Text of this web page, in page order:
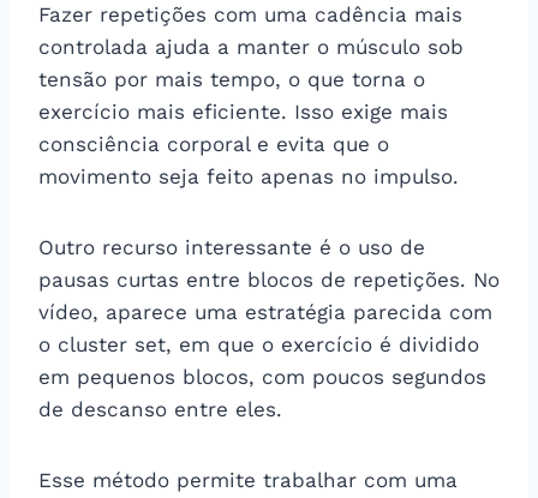
Fazer repetições com uma cadência mais
controlada ajuda a manter o músculo sob
tensão por mais tempo, o que torna o
exercício mais eficiente. Isso exige mais
consciência corporal e evita que o
movimento seja feito apenas no impulso.
Outro recurso interessante é o uso de
pausas curtas entre blocos de repetições. No
vídeo, aparece uma estratégia parecida com
o cluster set, em que o exercício é dividido
em pequenos blocos, com poucos segundos
de descanso entre eles.
Esse método permite trabalhar com uma